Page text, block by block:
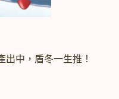
中，盾冬一生推！